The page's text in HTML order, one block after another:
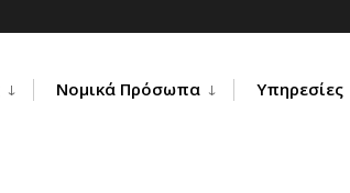
Νομικά Πρόσωπα Υπηρεσίες